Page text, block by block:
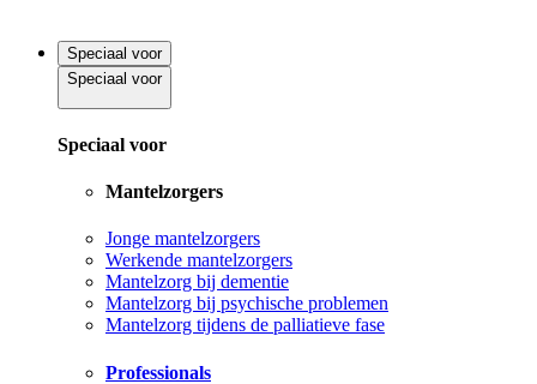
Speciaal voor
Speciaal voor
Speciaal voor
Mantelzorgers
Jonge mantelzorgers
Werkende mantelzorgers
Mantelzorg bij dementie
Mantelzorg bij psychische problemen
Mantelzorg tijdens de palliatieve fase
Professionals